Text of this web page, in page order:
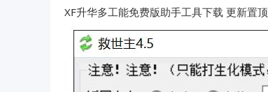
XF升华多工能免费版助手工具下载 更新置顶